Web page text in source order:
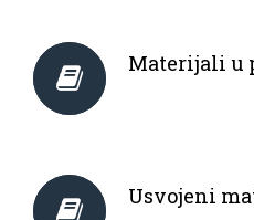
Materijali u
Usvojeni